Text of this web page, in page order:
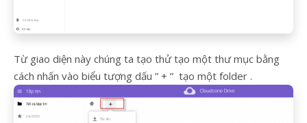
Từ giao diện này chúng ta tạo thử tạo một thư mục bằng
cách nhấn vào biểu tượng dấu ” + ” tạo một folder .